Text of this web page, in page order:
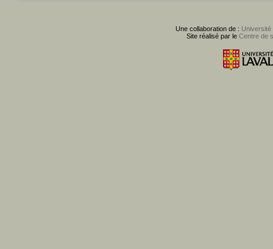
Une collaboration de : Université
Site réalisé par le Centre de